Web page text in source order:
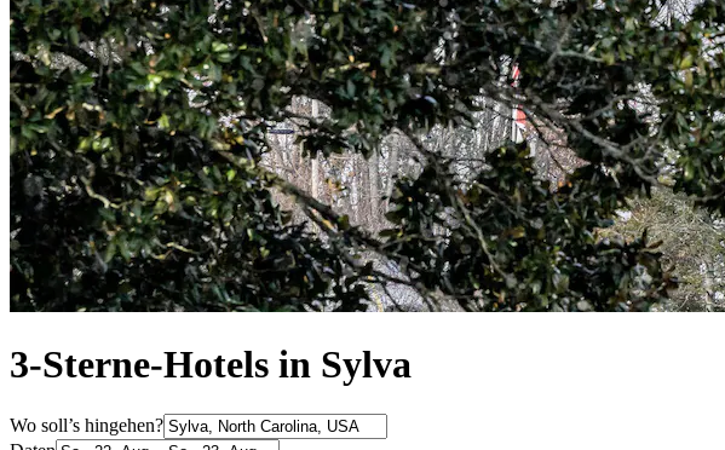
3-Sterne-Hotels in Sylva
Wo soll’s hingehen?